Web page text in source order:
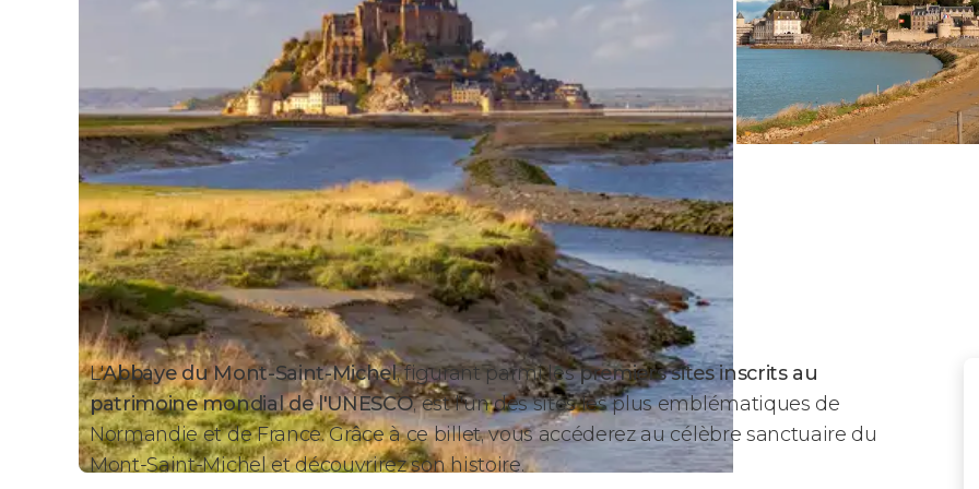
L'Abbaye du Mont-Saint-Michel, figurant parmi lespremiers sites inscrits au
patrimoine mondial de l'UNESCO, est l'un des sites les plus emblématiques de
Normandie et de France. Grâce à ce billet, vous accéderez au célèbre sanctuaire du
Mont-Saint-Michel et découvrirez son histoire.